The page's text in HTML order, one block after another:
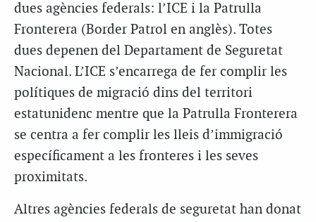
dues agències federals: l’ICE i la Patrulla
Fronterera (Border Patrol en anglès). Totes
dues depenen del Departament de Seguretat
Nacional. L’ICE s’encarrega de fer complir les
polítiques de migració dins del territori
estatunidenc mentre que la Patrulla Fronterera
se centra a fer complir les lleis d’immigració
específicament a les fronteres i les seves
proximitats.
Altres agències federals de seguretat han donat